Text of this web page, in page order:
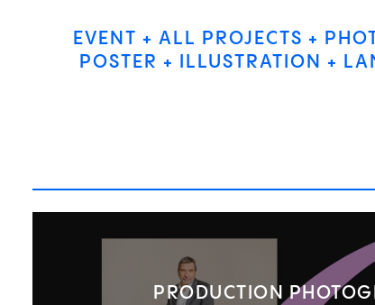
EVENT ALL PROJECTS
POSTER
ILLUSTRATION
PRODUCTION